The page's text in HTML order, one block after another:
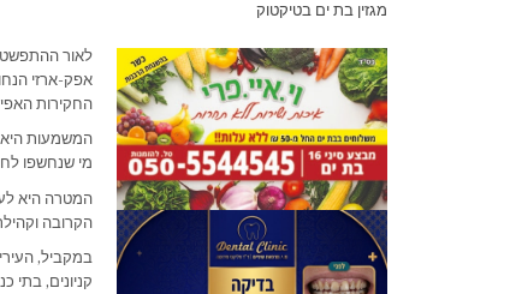
לאור
אפק-ארזי
החקירות
המשמעות היא
מי שנחשפו
המטרה היא
הקרובה
במקביל,
קניונים, בתי
מגזין בת ים בטיקטוק